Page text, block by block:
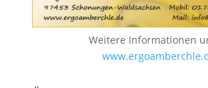
Weitere Informationen